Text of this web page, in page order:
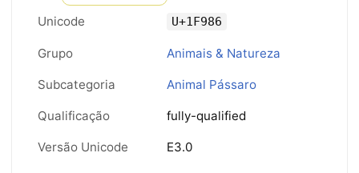
Unicode U+1F986
Grupo Animais & Natureza
Subcategoria Animal Pássaro
Qualificação fully-qualified
Versão Unicode E3.0